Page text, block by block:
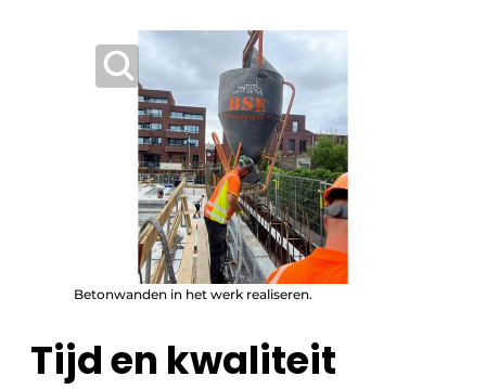
Betonwanden in het werk realiseren.
Tijd en kwaliteit